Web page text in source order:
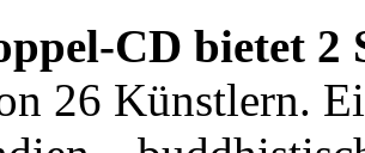
CD bietet 2
26 Künstlern.